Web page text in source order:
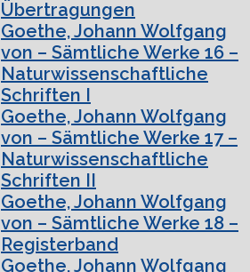
Übertragungen
Goethe, Johann Wolfgang
von – Sämtliche Werke 16 –
Naturwissenschaftliche
Schriften I
Goethe, Johann Wolfgang
von – Sämtliche Werke 17 –
Naturwissenschaftliche
Schriften II
Goethe, Johann Wolfgang
von – Sämtliche Werke 18 –
Registerband
Goethe, Johann Wolfgang